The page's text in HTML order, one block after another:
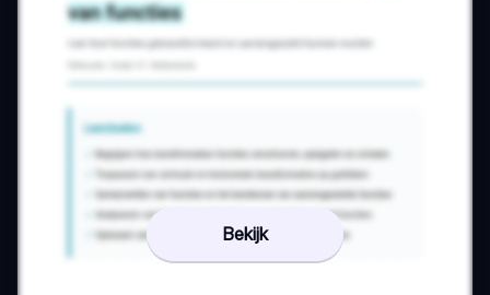
Bekijk